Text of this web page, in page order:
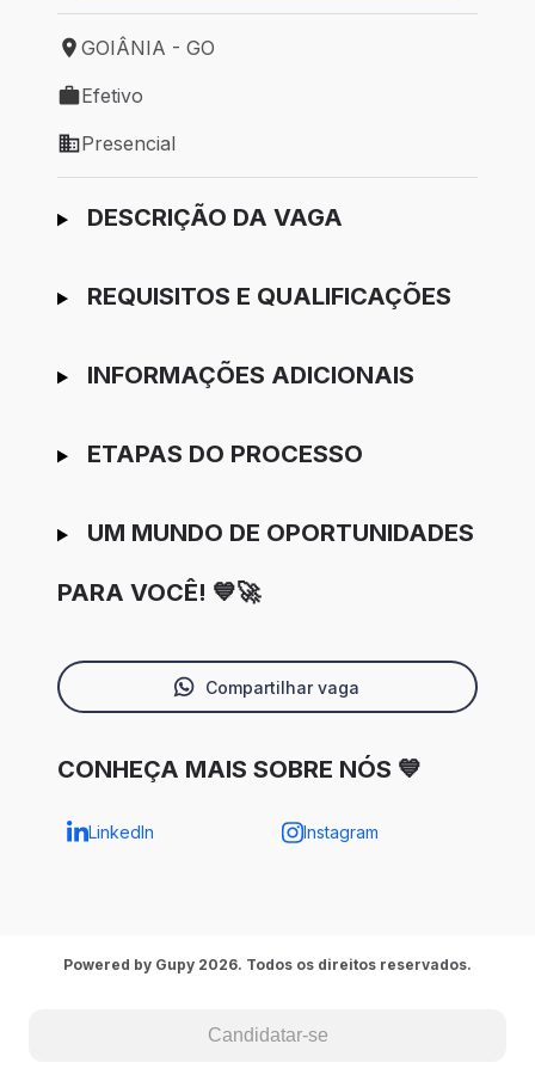
Local de trabalho: GOIÂNIA - GO
GOIÂNIA - GO
Tipo de vaga: Efetivo
Efetivo
Modelo de trabalho: Presencial
Presencial
Ir para candidatura
DESCRIÇÃO DA VAGA
REQUISITOS E QUALIFICAÇÕES
INFORMAÇÕES ADICIONAIS
ETAPAS DO PROCESSO
UM MUNDO DE OPORTUNIDADES
PARA VOCÊ! 💙🚀
Compartilhar vaga
CONHEÇA MAIS SOBRE NÓS 💙
LinkedIn Instagram
Candidatar-se
Powered by Gupy 2026. Todos os direitos reservados.